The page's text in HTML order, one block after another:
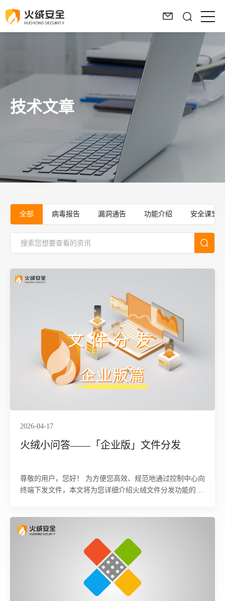
技术文章
全部 病毒报告 漏洞通告 功能介绍 安全课堂
2026-04-17
火绒小问答——「企业版」文件分发
尊敬的用户，您好！ 为方便您高效、规范地通过控制中心向
终端下发文件，本文将为您详细介绍火绒文件分发功能的完